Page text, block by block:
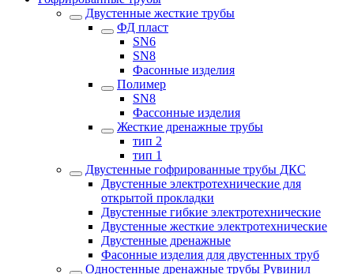
Двустенные жесткие трубы
ФД пласт
SN6
SN8
Фасонные изделия
Полимер
SN8
Фассонные изделия
Жесткие дренажные трубы
тип 2
тип 1
Двустенные гофрированные трубы ДКС
Двустенные электротехнические для
открытой прокладки
Двустенные гибкие электротехнические
Двустенные жесткие электротехнические
Двустенные дренажные
Фасонные изделия для двустенных труб
Одностенные дренажные трубы Рувинил